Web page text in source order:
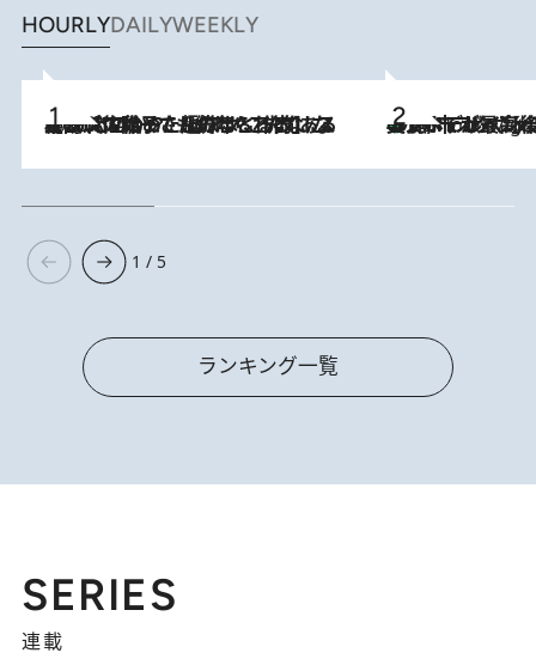
HOURLYDAILYWEEKLY
2026.8.5
【阿川佐和子さんの年とる力】なぜ70代で始めた趣味は“こんなに楽しい”のか？ ピアノ、俳句…スランプに陥っても続けられる“ある秘訣”とは 10 Hours Ago
美食、デザイン、ホスピタリティのすべてが最高峰！ ノルウェー第4の都市スタヴァンゲルの
1 / 5
ランキング一覧
SERIES
連載